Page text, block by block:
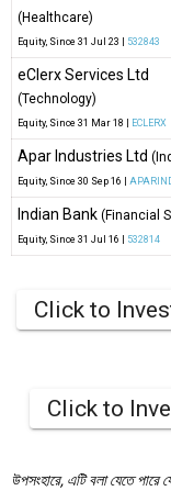
(Healthcare)
Equity, Since 31 Jul 23 | 532843
eClerx Services Ltd
(Technology)
Equity, Since 31 Mar 18 | ECLERX
Apar Industries Ltd
Equity, Since 30 Sep 16 |
Indian Bank (Financial
Equity, Since 31 Jul 16 | 532814
Click to
Click to
উপসংহারে, এটি বলা যেতে পারে